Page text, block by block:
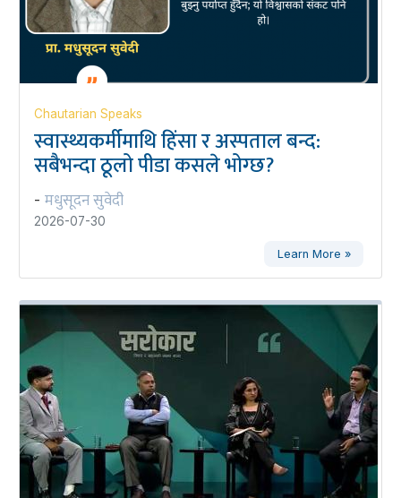
Chautarian Speaks
स्वास्थ्यकर्मीमाथि हिंसा र अस्पताल बन्द:
सबैभन्दा ठूलो पीडा कसले भोग्छ?
- मधुसूदन सुवेदी
2026-07-30
Learn More »